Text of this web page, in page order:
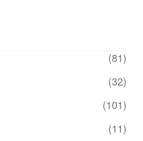
(81)
(32)
(101)
(11)